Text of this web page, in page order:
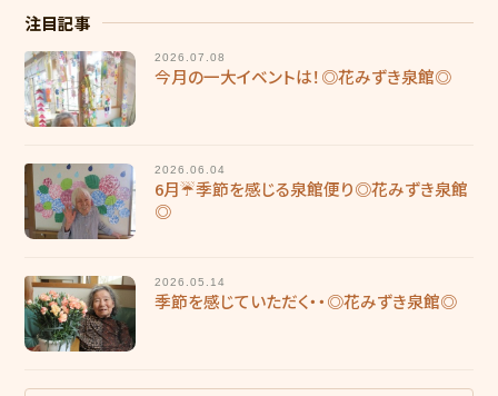
個人情報保護方針
注目記事
2026.07.08
今月の一大イベントは！◎花みずき泉館◎
2026.06.04
6月☔季節を感じる泉館便り◎花みずき泉館
◎
2026.05.14
季節を感じていただく・・◎花みずき泉館◎